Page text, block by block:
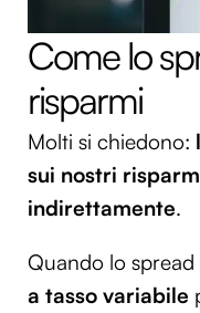
Come lo
risparmi
Molti si chiedono:
sui nostri
indirettamente.
Quando lo spread
a tasso variabile